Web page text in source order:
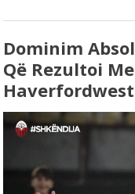
Dominim
Që Rezultoi